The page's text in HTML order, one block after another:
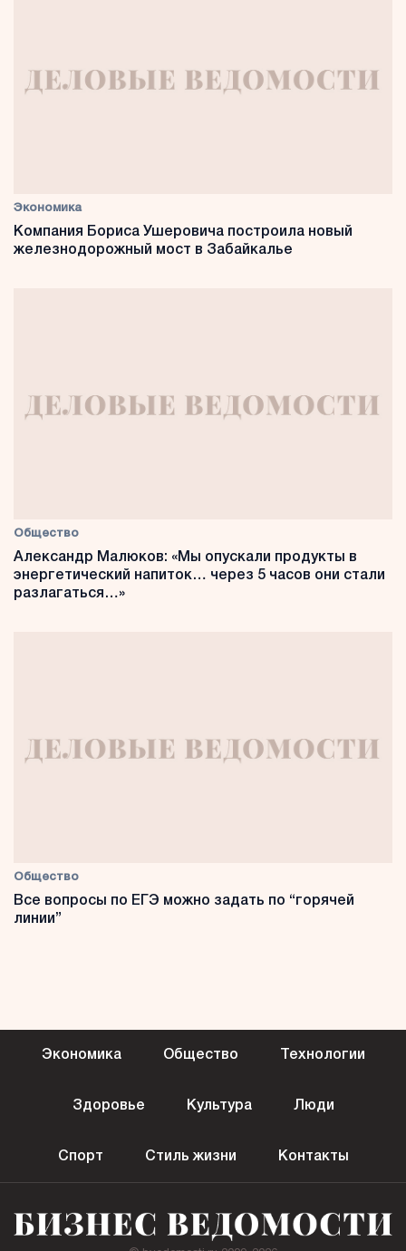
Экономика
Компания Бориса Ушеровича построила новый
железнодорожный мост в Забайкалье
Общество
Александр Малюков: «Мы опускали продукты в
энергетический напиток… через 5 часов они стали
разлагаться…»
Общество
Все вопросы по ЕГЭ можно задать по “горячей
линии”
Экономика Общество Технологии
Здоровье Культура Люди
Спорт Стиль жизни Контакты